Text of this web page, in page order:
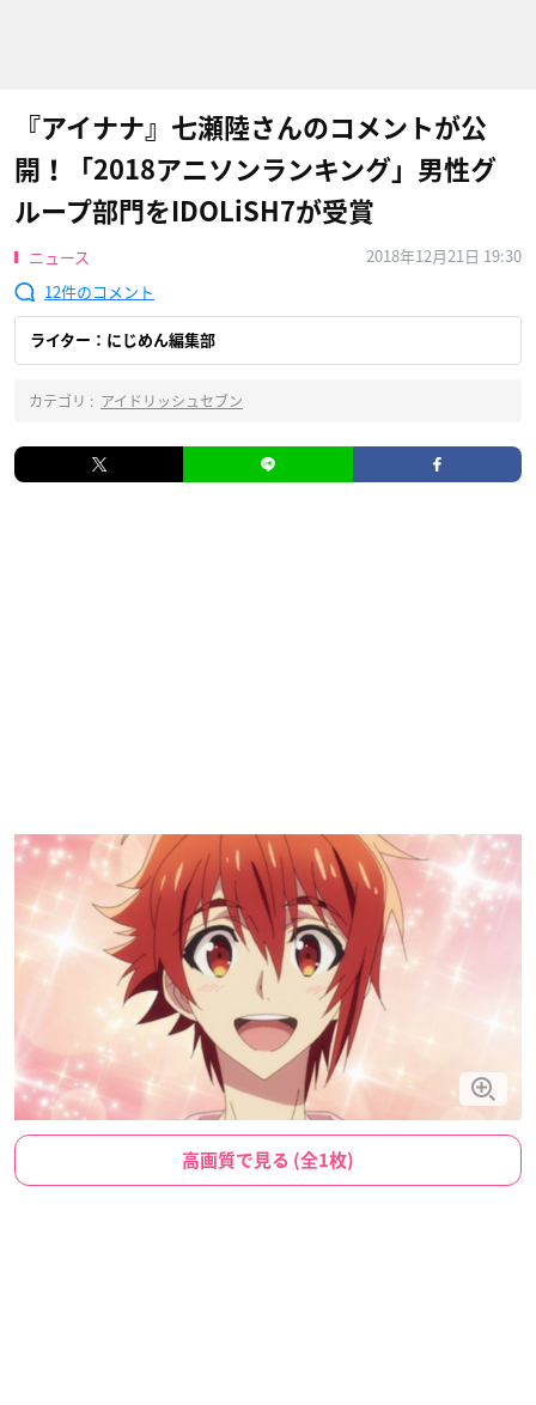
『アイナナ』七瀬陸さんのコメントが公
開！「2018アニソンランキング」男性グ
ループ部門をIDOLiSH7が受賞
ニュース
2018年12月21日 19:30
12
ライター：にじめん編集部
カテゴリ : アイドリッシュセブン
高画質で見る (全1枚)